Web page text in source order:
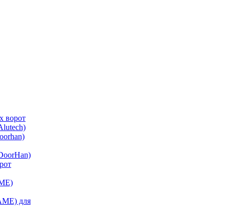
ворот
для